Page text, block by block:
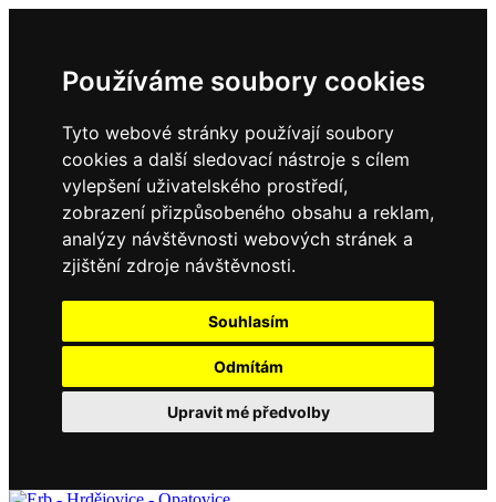
Používáme soubory cookies
Tyto webové stránky používají soubory
cookies a další sledovací nástroje s cílem
vylepšení uživatelského prostředí,
zobrazení přizpůsobeného obsahu a reklam,
analýzy návštěvnosti webových stránek a
zjištění zdroje návštěvnosti.
Souhlasím
Odmítám
Upravit mé předvolby